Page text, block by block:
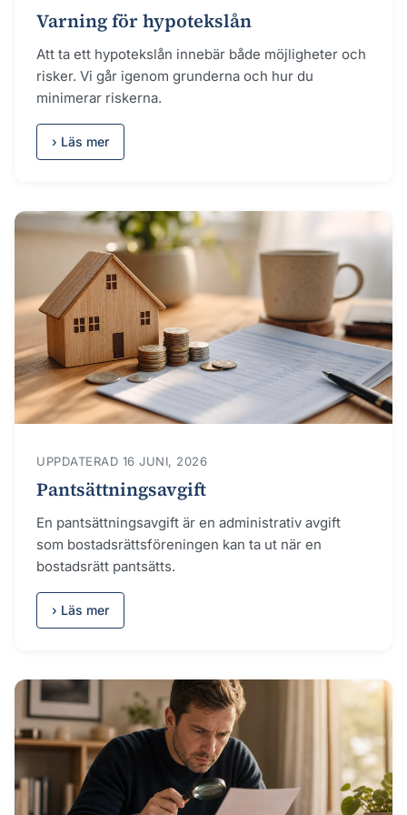
Varning för hypotekslån
Att ta ett hypotekslån innebär både möjligheter och
risker. Vi går igenom grunderna och hur du
minimerar riskerna.
› Läs mer
UPPDATERAD 16 JUNI, 2026
Pantsättningsavgift
En pantsättningsavgift är en administrativ avgift
som bostadsrättsföreningen kan ta ut när en
bostadsrätt pantsätts.
› Läs mer